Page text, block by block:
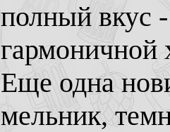
полный вкус
гармоничной
Еще одна
мельник,